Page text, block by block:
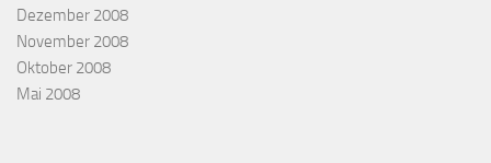
Dezember 2008
November 2008
Oktober 2008
Mai 2008